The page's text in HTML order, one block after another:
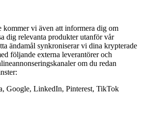
kommer vi även att informera dig om
dig relevanta produkter utanför vår
ändamål synkroniserar vi dina krypterade
följande externa leverantörer och
om du redan
Google, LinkedIn, Pinterest, TikTok